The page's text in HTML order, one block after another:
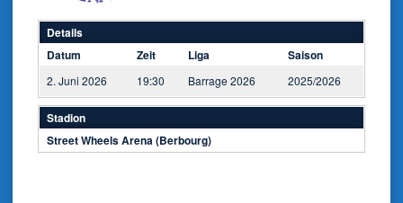
Details
Datum
Zeit Liga Saison
2. Juni 2026 19:30 Barrage 2026 2025/2026
Stadion
Street Wheels Arena (Berbourg)